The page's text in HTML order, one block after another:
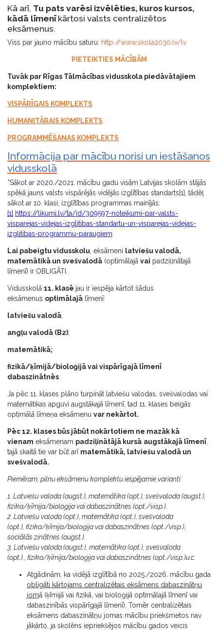
Kā arī, Tu pats varēsi izvēlēties, kuros kursos,
kādā līmenī kārtosi valsts centralizētos
eksāmenus.
Viss par jauno mācību saturu: http://www.skola2030.lv/lv
PIETEIKTIES MĀCĪBĀM
Tuvāk par Rīgas Tālmācības vidusskola piedāvātajiem
komplektiem:
VISPĀRĪGAIS KOMPLEKTS
HUMANITĀRAIS KOMPLEKTS
PROGRAMMĒŠANAS KOMPLEKTS
Informācija par mācību norisi un iestāšanos
vidusskolā
*Sākot ar 2020./2021. mācību gadu visām Latvijas skolām stājās
spēkā jauns valsts vispārējās vidējās izglītības standarts[1], tādēļ
sākot ar 10. klasi, izglītības programmas mainījās:
[1] https://likumi.lv/ta/id/309597-noteikumi-par-valsts-
visparejas-videjas-izglitibas-standartu-un-visparejas-videjas-
izglitibas-programmu-paraugiem
Lai pabeigtu vidusskolu , eksāmeni latviešu valodā,
matemātikā un svešvalodā (optimālajā vai padziļinātajā
līmenī) ir OBLIGĀTI.
Vidusskolā 11. klasē jau ir iespēja kārtot šādus
eksāmenus optimālajā līmenī:
latviešu valodā;
angļu valodā (B2);
matemātikā;
fizikā/ķīmijā/bioloģijā vai vispārīgajā līmenī
dabaszinātnēs
Ja pēc 11. klases plāno turpināt latviešu valodas, sveš­valodas vai
matemātikas apguvi augstākajā līmenī, tad 11. klases beigās
optimālā līmeņa eksāmenu var nekārtot.
Pēc 12. klases būs jābūt nokārtotiem ne mazāk kā
vienam eksāmenam padziļinātājā kursā augstākajā līmenī
tajā skaitā tie var būt arī matemātikā, latviešu valodā un
svešvalodā.
Piemēram, pilnu eksāmenu komplektu iespējamie varianti:
1. Latviešu valoda (augst.), matemātika (opt.), svešvaloda (augst.),
fizika/ķīmija/bioloģija vai dabaszinātnes (opt./visp.).
2. Latviešu valoda (opt.), matemātika (opt.), svešvaloda
(opt.), fizika/ķīmija/bioloģija vai dabaszinātnes (opt./visp.),
sociālās zinātnes (augst.).
3. Latviešu valoda (augst.), matemātika (opt.), svešvaloda
(opt.)., fizika/ķīmija/bioloģija vai dabaszinātnes (opt./visp.)u.c.
Atgādinām, ka vidējā izglītībā no 2025./2026. mācību gada
obligāti kārtojams centralizētais eksāmens dabaszinātņu
jomā (ķīmijā vai fizikā, vai bioloģijā optimālajā līmenī vai
dabaszinībās vispārīgajā līmenī). Tomēr centralizētais
eksāmens dabaszinātņu jomas mācību priekšmetos nav
jākārto, ja skolēns iepriekšējos mācību gados veicis